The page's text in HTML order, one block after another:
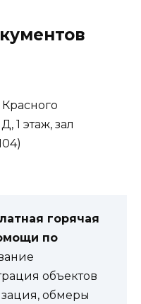
Красного
1 этаж, зал
горячая
по
объектов
обмеры